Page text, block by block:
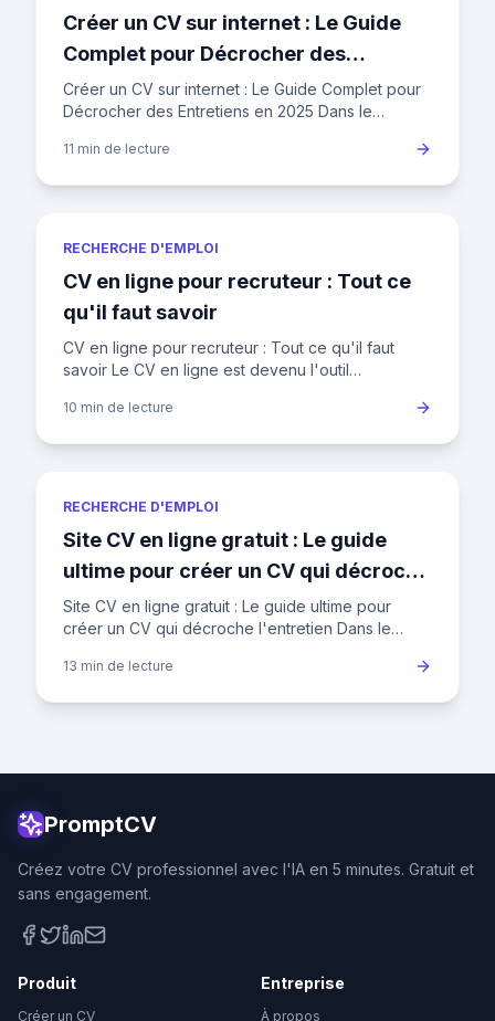
Créer un CV sur internet : Le Guide
Complet pour Décrocher des
Entretiens en 2025
Créer un CV sur internet : Le Guide Complet pour
Décrocher des Entretiens en 2025 Dans le
votre CV n'est plus un si
11 min de lecture
RECHERCHE D'EMPLOI
CV en ligne pour recruteur : Tout ce
qu'il faut savoir
CV en ligne pour recruteur : Tout ce qu'il faut
savoir Le CV en ligne est devenu l'outil
recruteurs. Dans un marché du
10 min de lecture
RECHERCHE D'EMPLOI
Site CV en ligne gratuit : Le guide
ultime pour créer un CV qui décroche
l'entretien
Site CV en ligne gratuit : Le guide ultime pour
créer un CV qui décroche l'entretien Dans le
un recruteur passe
13 min de lecture
PromptCV
Créez votre CV professionnel avec l'IA en 5 minutes. Gratuit et
sans engagement.
Produit
Créer un CV
Entreprise
À propos